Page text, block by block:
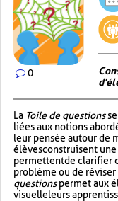
0
La Toile de questions
liées aux notions
leur pensée autour de
élèves construisent
permettent de clarifier
problème ou de
questionspermet aux
visuelle leurs